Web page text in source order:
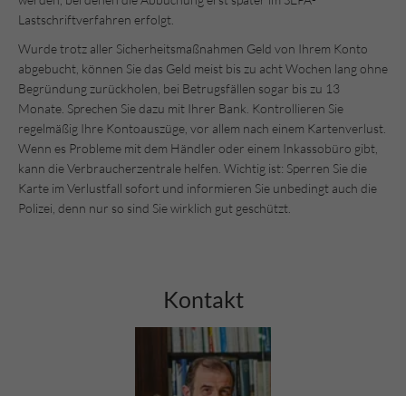
Lastschriftverfahren erfolgt.
Wurde trotz aller Sicherheitsmaßnahmen Geld von Ihrem Konto
abgebucht, können Sie das Geld meist bis zu acht Wochen lang ohne
Begründung zurückholen, bei Betrugsfällen sogar bis zu 13
Monate. Sprechen Sie dazu mit Ihrer Bank. Kontrollieren Sie
regelmäßig Ihre Kontoauszüge, vor allem nach einem Kartenverlust.
Wenn es Probleme mit dem Händler oder einem Inkassobüro gibt,
kann die Verbraucherzentrale helfen. Wichtig ist: Sperren Sie die
Karte im Verlustfall sofort und informieren Sie unbedingt auch die
Polizei, denn nur so sind Sie wirklich gut geschützt.
Kontakt